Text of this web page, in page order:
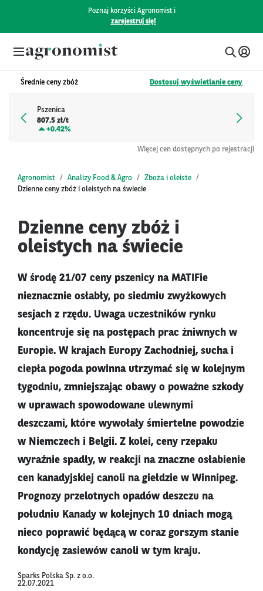
Poznaj korzyści Agronomist i
zarejestruj się!
Średnie ceny zbóż Dostosuj wyświetlanie ceny
Pszenica
807.5 zł/t
+0.42%
Więcej cen dostępnych po rejestracji
Agronomist Analizy Food & Agro
Zboża i oleiste
Dzienne ceny zbóż i oleistych na świecie
Dzienne ceny zbóż i
oleistych na świecie
W środę 21/07 ceny pszenicy na MATIFie
nieznacznie osłabły, po siedmiu zwyżkowych
sesjach z rzędu. Uwaga uczestników rynku
koncentruje się na postępach prac żniwnych w
Europie. W krajach Europy Zachodniej, sucha i
ciepła pogoda powinna utrzymać się w kolejnym
tygodniu, zmniejszając obawy o poważne szkody
w uprawach spowodowane ulewnymi
deszczami, które wywołały śmiertelne powodzie
w Niemczech i Belgii. Z kolei, ceny rzepaku
wyraźnie spadły, w reakcji na znaczne osłabienie
cen kanadyjskiej canoli na giełdzie w Winnipeg.
Prognozy przelotnych opadów deszczu na
południu Kanady w kolejnych 10 dniach mogą
nieco poprawić będącą w coraz gorszym stanie
kondycję zasiewów canoli w tym kraju.
Sparks Polska Sp. z o.o.
22.07.2021